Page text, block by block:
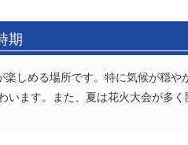
期
しめる場所です。特に気候が穏
ます。また、夏は花火大会が多